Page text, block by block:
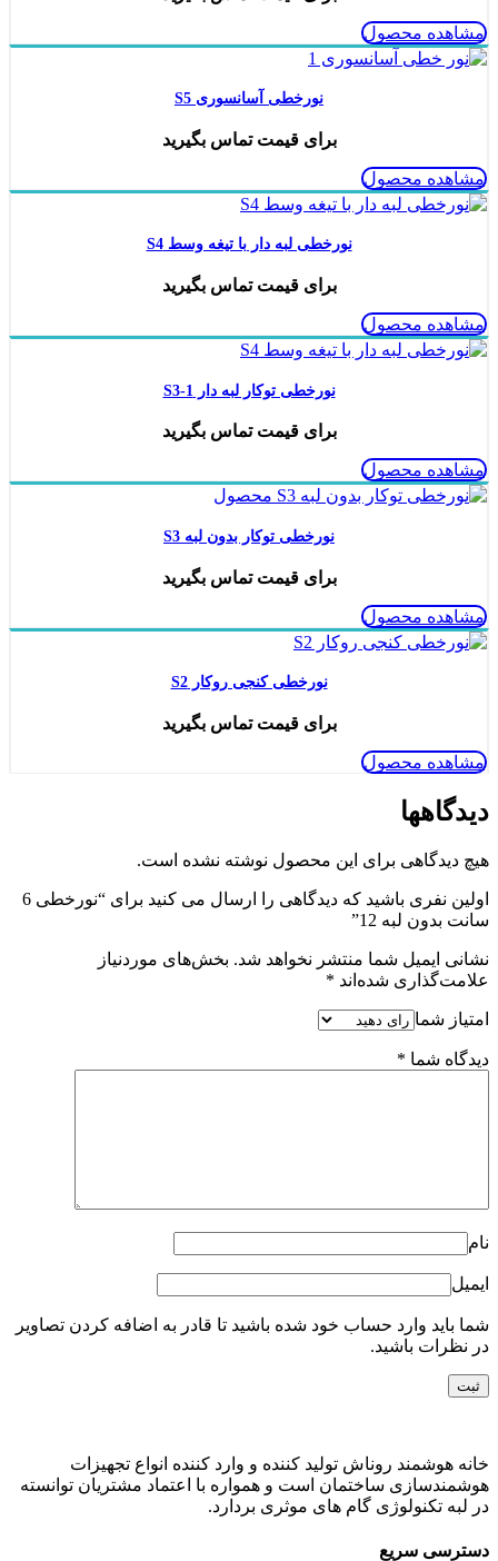
مشاهده محصول
نورخطی آسانسوری S5
برای قیمت تماس بگیرید
مشاهده محصول
نورخطی لبه دار با تیغه وسط S4
برای قیمت تماس بگیرید
مشاهده محصول
نورخطی توکار لبه دار S3-1
برای قیمت تماس بگیرید
مشاهده محصول
نورخطی توکار بدون لبه S3
برای قیمت تماس بگیرید
مشاهده محصول
نورخطی کنجی روکار S2
برای قیمت تماس بگیرید
مشاهده محصول
دیدگاهها
هیچ دیدگاهی برای این محصول نوشته نشده است.
اولین نفری باشید که دیدگاهی را ارسال می کنید برای “نورخطی 6
سانت بدون لبه 12”
نشانی ایمیل شما منتشر نخواهد شد. بخش‌های موردنیاز
علامت‌گذاری شده‌اند *
امتیاز شما
دیدگاه شما *
نام
ایمیل
شما باید وارد حساب خود شده باشید تا قادر به اضافه کردن تصاویر
در نظرات باشید.
خانه هوشمند روناش تولید کننده و وارد کننده انواع تجهیزات
هوشمندسازی ساختمان است و همواره با اعتماد مشتریان توانسته
در لبه تکنولوژی گام های موثری بردارد.
دسترسی سریع